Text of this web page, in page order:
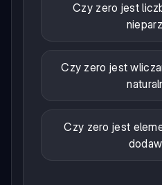
Czy zero jest
Czy zero jest
Czy zero jest